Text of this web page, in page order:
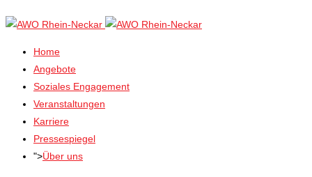
Home
Angebote
Soziales Engagement
Veranstaltungen
Karriere
Pressespiegel
">Über uns